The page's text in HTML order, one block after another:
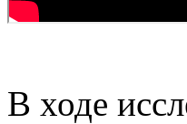
В ходе